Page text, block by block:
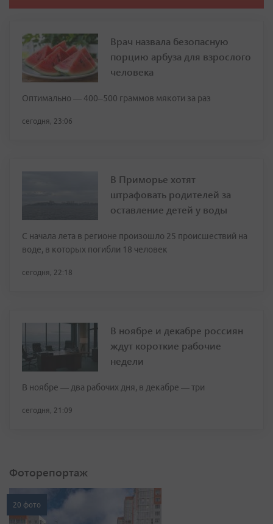
Врач назвала безопасную
порцию арбуза для взрослого
человека
Оптимально — 400–500 граммов мякоти за раз
сегодня, 23:06
В Приморье хотят
штрафовать родителей за
оставление детей у воды
С начала лета в регионе произошло 25 происшествий на
воде, в которых погибли 18 человек
сегодня, 22:18
В ноябре и декабре россиян
ждут короткие рабочие
недели
В ноябре — два рабочих дня, в декабре — три
сегодня, 21:09
Фоторепортаж
20 фото